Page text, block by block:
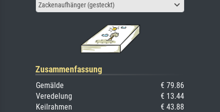
Zackenaufhänger (gesteckt)
Zusammenfassung
Gemälde
€ 79.86
Veredelung
€ 13.44
Keilrahmen
€ 43.88